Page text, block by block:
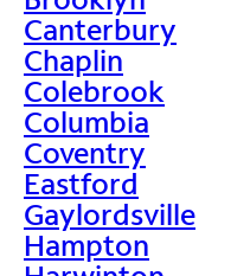
Canterbury
Chaplin
Colebrook
Columbia
Coventry
Eastford
Gaylordsville
Hampton